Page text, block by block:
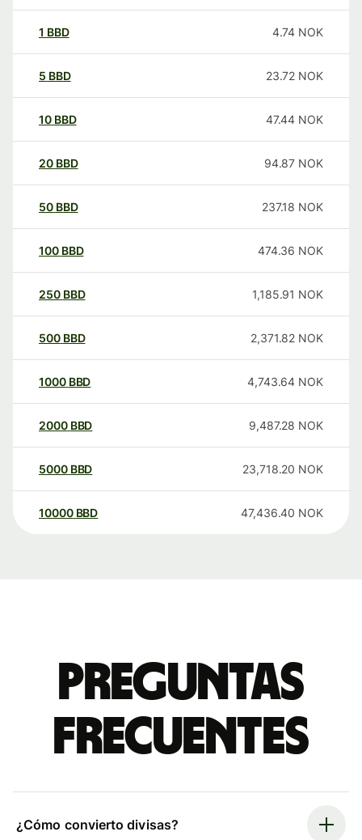
1 BBD 4.74 NOK
5 BBD 23.72 NOK
10 BBD 47.44 NOK
20 BBD 94.87 NOK
50 BBD 237.18 NOK
100 BBD 474.36 NOK
250 BBD 1,185.91 NOK
500 BBD 2,371.82 NOK
1000 BBD 4,743.64 NOK
2000 BBD 9,487.28 NOK
5000 BBD 23,718.20 NOK
10000 BBD 47,436.40 NOK
Preguntas
frecuentes
¿Cómo convierto divisas?